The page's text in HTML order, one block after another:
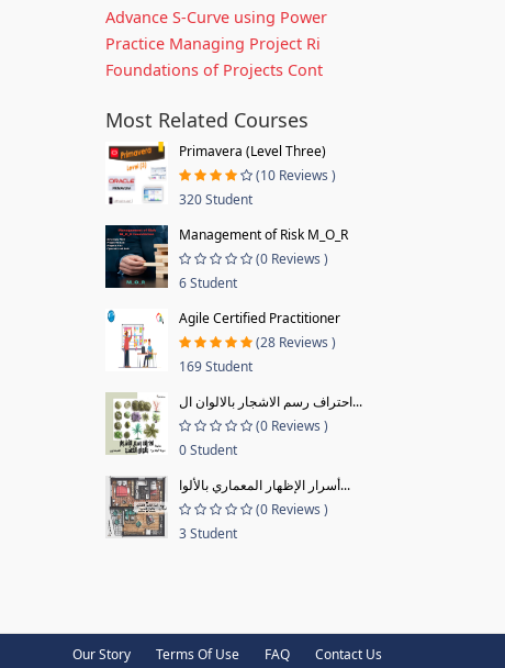
Advance S-Curve using Power
Practice Managing Project Ri
Foundations of Projects Cont
Most Related Courses
Primavera (Level Three)
(10 Reviews )
320 Student
Management of Risk M_O_R
(0 Reviews )
6 Student
Agile Certified Practitioner
(28 Reviews )
169 Student
احتراف رسم الاشجار بالالوان ال...
(0 Reviews )
0 Student
أسرار الإظهار المعماري بالألوا...
(0 Reviews )
3 Student
Our Story Terms Of Use FAQ Contact Us